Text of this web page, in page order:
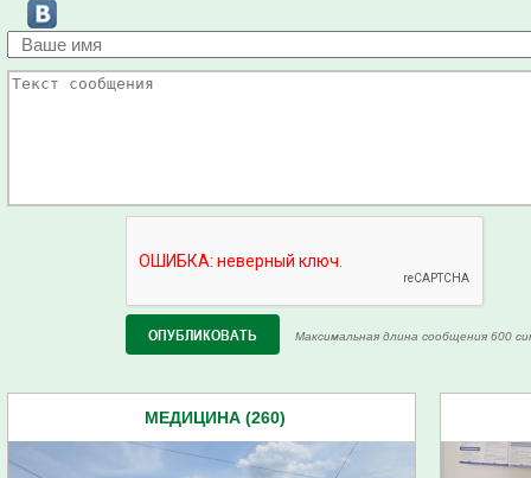
Максимальная длина сообщения 600
МЕДИЦИНА (260)